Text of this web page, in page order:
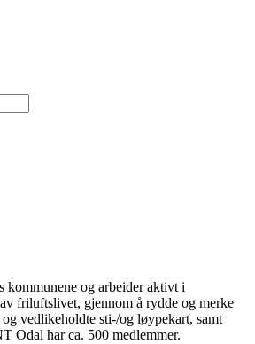
og arbeider aktivt i
friluftslivet, gjennom å rydde og merke
vedlikeholdte sti-/og løypekart, samt
Odal har ca. 500 medlemmer.